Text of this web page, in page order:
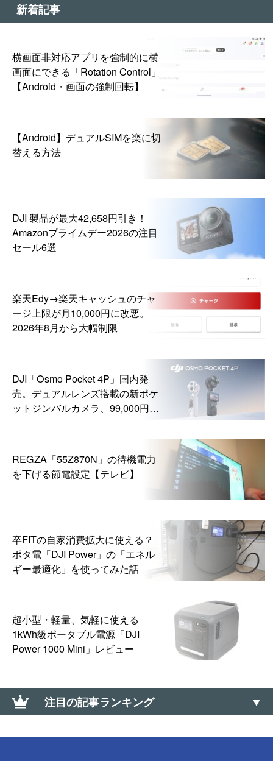
新着記事
横画面非対応アプリを強制的に横
画面にできる「Rotation Control」
【Android・画面の強制回転】
【Android】デュアルSIMを楽に切
替える方法
DJI 製品が最大42,658円引き！
Amazonプライムデー2026の注目
セール6選
楽天Edy→楽天キャッシュのチャ
ージ上限が月10,000円に改悪。
2026年8月から大幅制限
DJI「Osmo Pocket 4P」国内発
売。デュアルレンズ搭載の新ポケ
ットジンバルカメラ、99,000円か
REGZA「55Z870N」の待機電力
を下げる節電設定【テレビ】
卒FITの自家消費拡大に使える？
ポタ電「DJI Power」の「エネル
ギー最適化」を使ってみた話
超小型・軽量、気軽に使える
1kWh級ポータブル電源「DJI
Power 1000 Mini」レビュー
注目の記事ランキング